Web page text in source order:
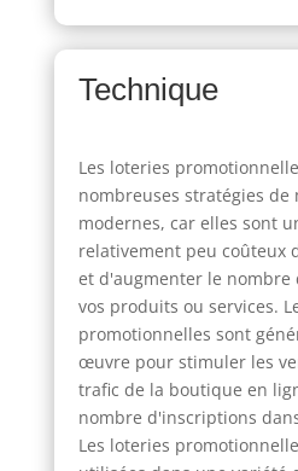
Technique
Les loteries
nombreuses stratégies de
modernes, car elles sont
relativement peu coûteux
et d'augmenter le nombre
vos produits ou services.
promotionnelles sont
œuvre pour stimuler les
trafic de la boutique en
nombre d'inscriptions
Les loteries